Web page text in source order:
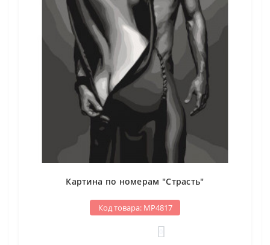
Картина по номерам "Страсть"
Код товара: МР4817